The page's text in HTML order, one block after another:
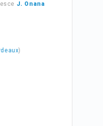
J. Onana
)